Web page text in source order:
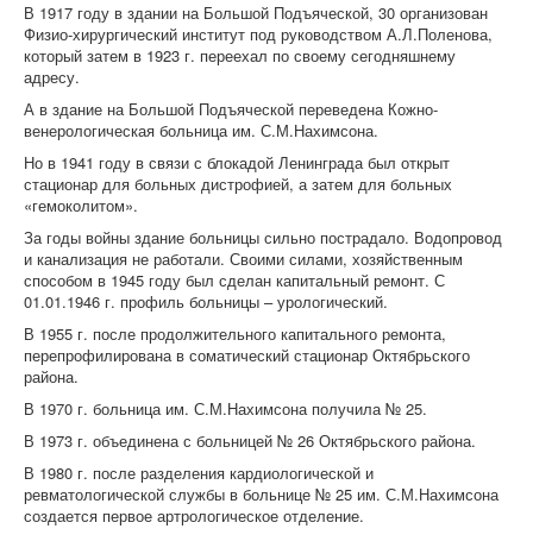
В 1917 году в здании на Большой Подъяческой, 30 организован
Физио-хирургический институт под руководством А.Л.Поленова,
который затем в 1923 г. переехал по своему сегодняшнему
адресу.
А в здание на Большой Подъяческой переведена Кожно-
венерологическая больница им. С.М.Нахимсона.
Но в 1941 году в связи с блокадой Ленинграда был открыт
стационар для больных дистрофией, а затем для больных
«гемоколитом».
За годы войны здание больницы сильно пострадало. Водопровод
и канализация не работали. Своими силами, хозяйственным
способом в 1945 году был сделан капитальный ремонт. С
01.01.1946 г. профиль больницы – урологический.
В 1955 г. после продолжительного капитального ремонта,
перепрофилирована в соматический стационар Октябрьского
района.
В 1970 г. больница им. С.М.Нахимсона получила № 25.
В 1973 г. объединена с больницей № 26 Октябрьского района.
В 1980 г. после разделения кардиологической и
ревматологической службы в больнице № 25 им. С.М.Нахимсона
создается первое артрологическое отделение.